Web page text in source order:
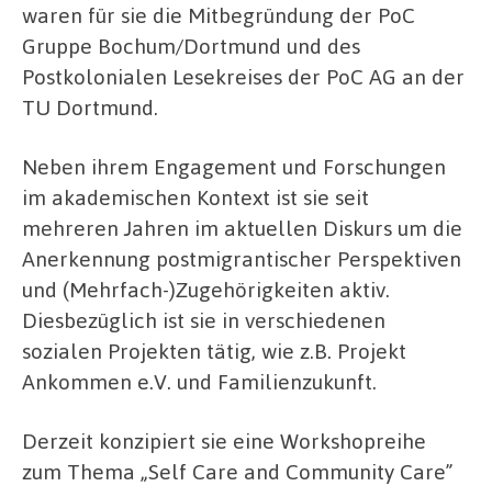
waren für sie die Mitbegründung der PoC
Gruppe Bochum/Dortmund und des
Postkolonialen Lesekreises der PoC AG an der
TU Dortmund.
Neben ihrem Engagement und Forschungen
im akademischen Kontext ist sie seit
mehreren Jahren im aktuellen Diskurs um die
Anerkennung postmigrantischer Perspektiven
und (Mehrfach-)Zugehörigkeiten aktiv.
Diesbezüglich ist sie in verschiedenen
sozialen Projekten tätig, wie z.B. Projekt
Ankommen e.V. und Familienzukunft.
Derzeit konzipiert sie eine Workshopreihe
zum Thema „Self Care and Community Care”